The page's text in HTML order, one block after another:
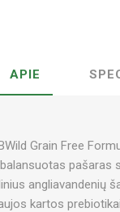
APIE
Grain Free
pašaras
angliavandenių
kartos